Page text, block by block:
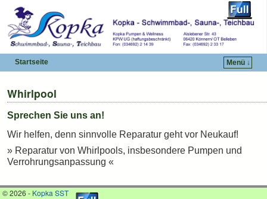
Startseite
Menü ↓
Whirlpool
Sprechen Sie uns an!
Wir helfen, denn sinnvolle Reparatur geht vor Neukauf!
» Reparatur von Whirlpools, insbesondere Pumpen und
Verrohrungsanpassung «
© 2026 - Kopka SST